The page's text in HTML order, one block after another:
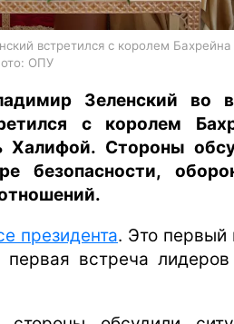
встретился с королем Бахрейна
ОПУ
Зеленский во
с королем
Стороны
безопасности,
президента. Это первый
встреча